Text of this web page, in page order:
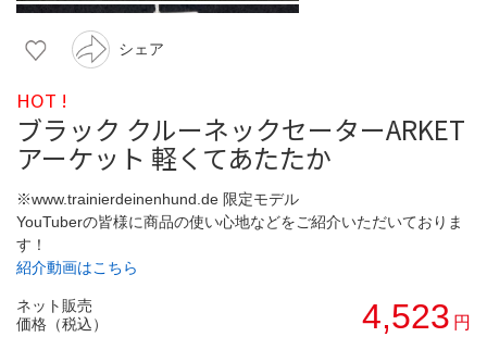
シェア
HOT !
ブラック クルーネックセーターARKET
アーケット 軽くてあたたか
※www.trainierdeinenhund.de 限定モデル
YouTuberの皆様に商品の使い心地などをご紹介いただいておりま
す！
紹介動画はこちら
ネット販売
価格（税込）
4,523 円